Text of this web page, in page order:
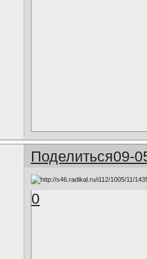
Поделиться09-
0